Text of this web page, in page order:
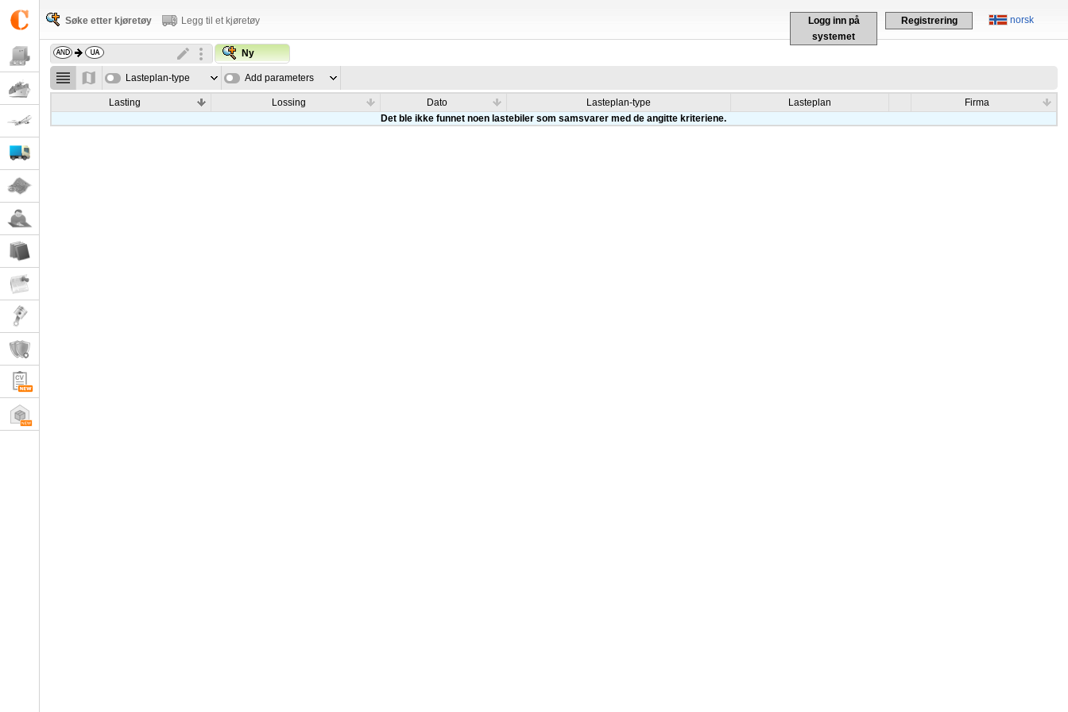
norsk
Logg inn på
systemet
Registrering
Søke etter kjøretøy Legg til et kjøretøy
Ny
Lasteplan-type Add parameters
Lasting Lossing Dato Lasteplan-type Lasteplan
Firma
Det ble ikke funnet noen lastebiler som samsvarer med de angitte kriteriene.